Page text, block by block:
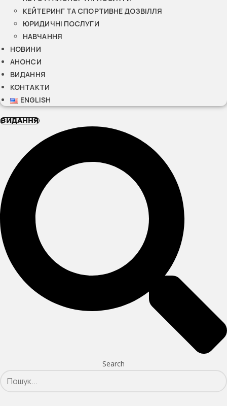
КЕЙТЕРИНГ ТА СПОРТИВНЕ ДОЗВІЛЛЯ
ЮРИДИЧНІ ПОСЛУГИ
НАВЧАННЯ
НОВИНИ
АНОНСИ
ВИДАННЯ
КОНТАКТИ
ENGLISH
ВИДАННЯ
Search